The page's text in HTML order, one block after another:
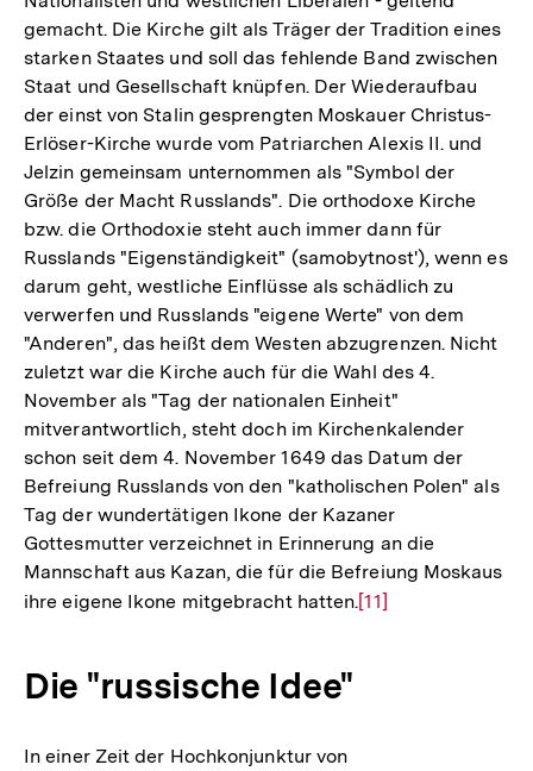
gemacht. Die Kirche gilt als Träger der Tradition eines
starken Staates und soll das fehlende Band zwischen
Staat und Gesellschaft knüpfen. Der Wiederaufbau
der einst von Stalin gesprengten Moskauer Christus-
Erlöser-Kirche wurde vom Patriarchen Alexis II. und
Jelzin gemeinsam unternommen als "Symbol der
Größe der Macht Russlands". Die orthodoxe Kirche
bzw. die Orthodoxie steht auch immer dann für
Russlands "Eigenständigkeit" (samobytnost'), wenn es
darum geht, westliche Einflüsse als schädlich zu
verwerfen und Russlands "eigene Werte" von dem
"Anderen", das heißt dem Westen abzugrenzen. Nicht
zuletzt war die Kirche auch für die Wahl des 4.
November als "Tag der nationalen Einheit"
mitverantwortlich, steht doch im Kirchenkalender
schon seit dem 4. November 1649 das Datum der
Befreiung Russlands von den "katholischen Polen" als
Tag der wundertätigen Ikone der Kazaner
Gottesmutter verzeichnet in Erinnerung an die
Mannschaft aus Kazan, die für die Befreiung Moskaus
ihre eigene Ikone mitgebracht hatten.Zur
[11]
Die "russische Idee"
In einer Zeit der Hochkonjunktur von